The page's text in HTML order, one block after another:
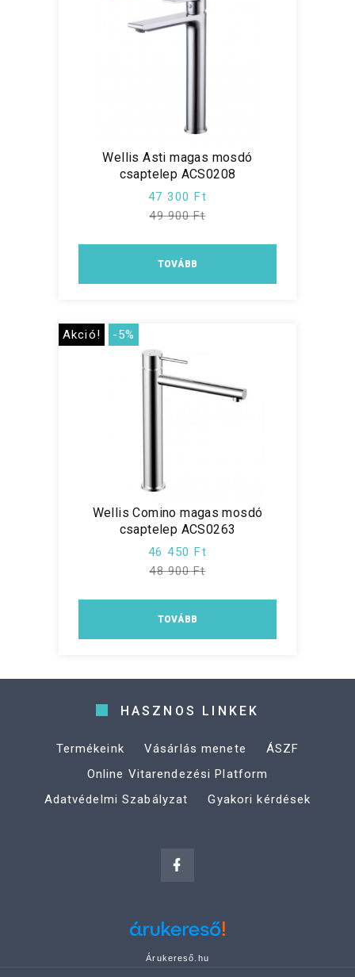
Wellis Asti magas mosdó
csaptelep ACS0208
47 300 Ft
49 900 Ft
TOVÁBB
Akció! -5%
Wellis Comino magas mosdó
csaptelep ACS0263
46 450 Ft
48 900 Ft
TOVÁBB
HASZNOS LINKEK
Termékeink Vásárlás menete
ÁSZF
Online Vitarendezési Platform
Adatvédelmi Szabályzat
Gyakori kérdések
Árukereső.hu